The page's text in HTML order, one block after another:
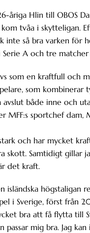
åriga Hlin till OBOS
kom tvåa i skytteligan.
inte så bra varken för
A och tre matcher
som en kraftfull och
som kombinerar
både inne och
MFF:s sportchef
och har mycket
skott. Samtidigt gillar
det kraft.
isländska högstaligan
i Sverige, först från
bra att få flytta till
passar mig bra. Jag